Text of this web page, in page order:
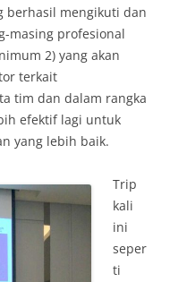
berhasil mengikuti dan
masing profesional
2) yang akan
terkait
tim dan dalam rangka
efektif lagi untuk
yang lebih baik.
Trip
kali
ini
seper
ti